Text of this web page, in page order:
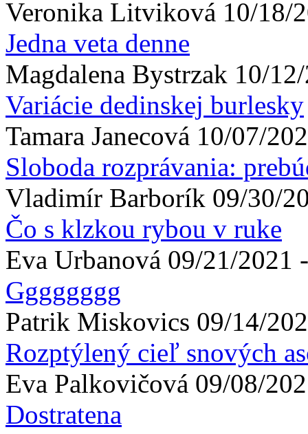
Veronika Litviková 10/18/
Jedna veta denne
Magdalena Bystrzak 10/
Variácie dedinskej burlesky
Tamara Janecová 10/07/
Sloboda rozprávania:
Vladimír Barborík 09/30/
Čo s klzkou rybou v ruke
Eva Urbanová 09/21/2021
Gggggggg
Patrik Miskovics 09/14/
Rozptýlený cieľ snových
Eva Palkovičová 09/08/
Dostratena